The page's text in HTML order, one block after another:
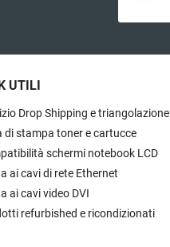
UTILI
Drop Shipping e triangolazione
di stampa toner e cartucce
schermi notebook LCD
ai cavi di rete Ethernet
ai cavi video DVI
refurbished e ricondizionati